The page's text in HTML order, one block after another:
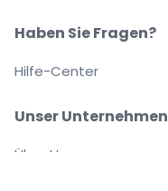
Unser Unternehmen
Über Uns
Haben Sie Fragen?
Hilfe-Center